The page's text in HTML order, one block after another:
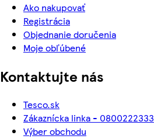
Ako nakupovať
Registrácia
Objednanie doručenia
Moje obľúbené
Kontaktujte nás
Tesco.sk
Zákaznícka linka - 0800222333
Výber obchodu